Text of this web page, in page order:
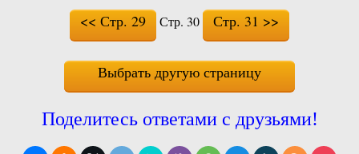
<< Стр. 29 Стр. 30 Стр. 31 >>
Выбрать другую страницу
Поделитесь ответами с друзьями!